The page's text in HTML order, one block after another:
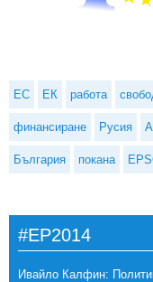
ЕС ЕК работа
финансиране Русия
България покана
#EP2014
Ивайло Калфин: